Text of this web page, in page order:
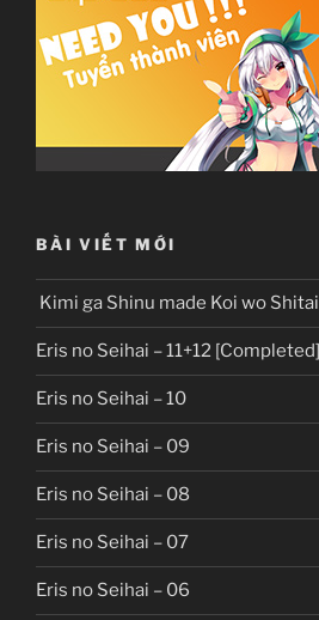
BÀI VIẾT MỚI
Kimi ga Shinu made Koi wo Shitai
Eris no Seihai – 11+12 [Completed]
Eris no Seihai – 10
Eris no Seihai – 09
Eris no Seihai – 08
Eris no Seihai – 07
Eris no Seihai – 06